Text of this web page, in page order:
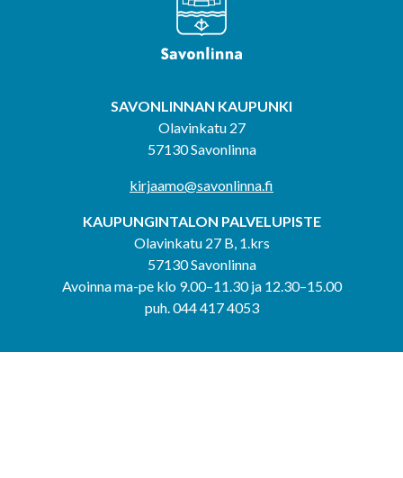
SAVONLINNAN KAUPUNKI
Olavinkatu 27
57130 Savonlinna
kirjaamo@savonlinna.fi
KAUPUNGINTALON PALVELUPISTE
Olavinkatu 27 B, 1.krs
57130 Savonlinna
Avoinna ma-pe klo 9.00–11.30 ja 12.30–15.00
puh. 044 417 4053